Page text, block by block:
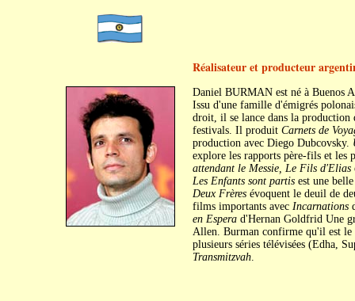
Réalisateur et producteur
Daniel BURMAN est né à Buenos
Issu d'une famille d'émigrés
droit, il se lance dans la
festivals. Il produit Carnets de
production avec Diego Dubcovsky.
explore les rapports père-fils et les
attendant le Messie, Le Fils d'Elias
Les Enfants sont partisest une belle
Deux Frèresévoquent le deuil de
films importants avec Incarnations
en Esperad'Hernan Goldfrid Une
Allen. Burman confirme qu'il est le
plusieurs séries télévisées (Edha,
Transmitzvah.